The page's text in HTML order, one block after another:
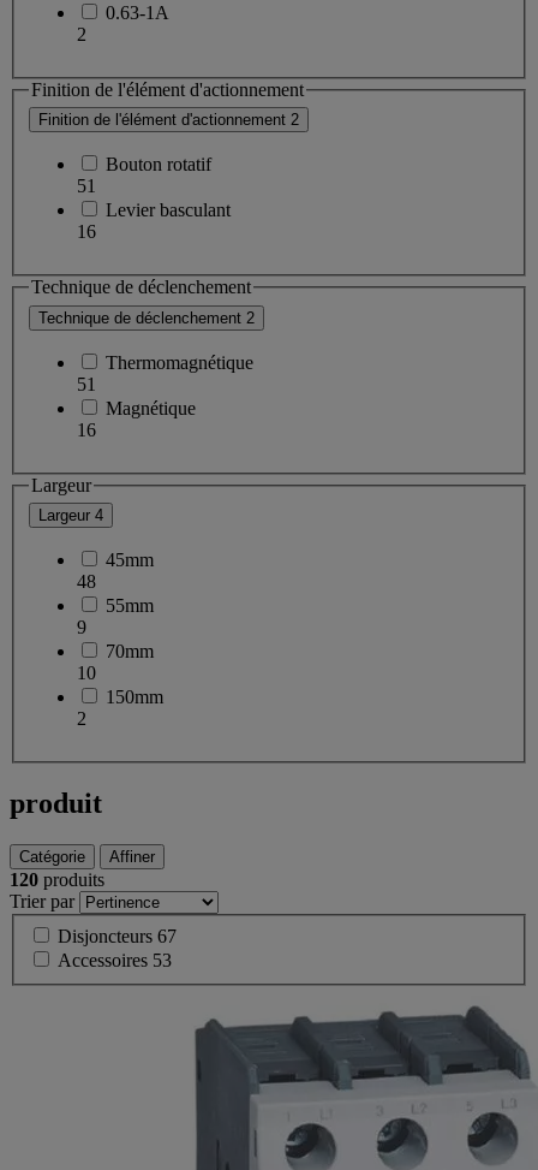
0.63-1A
2
Finition de l'élément d'actionnement
Finition de l'élément d'actionnement 2
Bouton rotatif
51
Levier basculant
16
Technique de déclenchement
Technique de déclenchement 2
Thermomagnétique
51
Magnétique
16
Largeur
Largeur 4
45mm
48
55mm
9
70mm
10
150mm
2
produit
Catégorie Affiner
120 produits
Trier par
Disjoncteurs 67
Accessoires 53